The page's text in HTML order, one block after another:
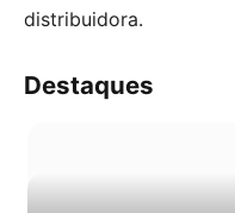
distribuidora.
Destaques